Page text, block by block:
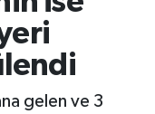
gelen ve 3